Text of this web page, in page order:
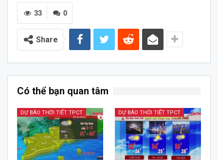
0
33
Share
Có thể bạn quan tâm
DỰ BÁO THỜI TIẾT TPCT DỰ BÁO THỜI TIẾT TPCT